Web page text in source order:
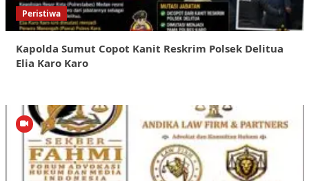
Peristiwa
Kapolda Sumut Copot Kanit Reskrim Polsek Delitua
Elia Karo Karo